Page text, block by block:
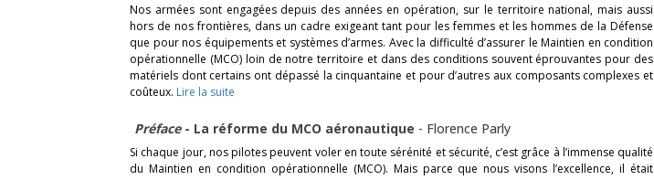
Nos armées sont engagées depuis des années en opération, sur le territoire national, mais aussi
hors de nos frontières, dans un cadre exigeant tant pour les femmes et les hommes de la Défense
que pour nos équipements et systèmes d’armes. Avec la difficulté d’assurer le Maintien en condition
opérationnelle (MCO) loin de notre territoire et dans des conditions souvent éprouvantes pour des
matériels dont certains ont dépassé la cinquantaine et pour d’autres aux composants complexes et
coûteux. Lire la suite
Préface- La réforme du MCO aéronautique - Florence Parly
Si chaque jour, nos pilotes peuvent voler en toute sérénité et sécurité, c’est grâce à l’immense qualité
du Maintien en condition opérationnelle (MCO). Mais parce que nous visons l’excellence, il était